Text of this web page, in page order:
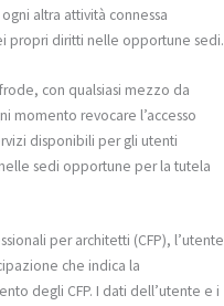
altra attività connessa
propri diritti nelle opportune sedi.
con qualsiasi mezzo da
momento revocare l’accesso
disponibili per gli utenti
sedi opportune per la tutela
per architetti (CFP), l’utente
che indica la
degli CFP. I dati dell’utente e i